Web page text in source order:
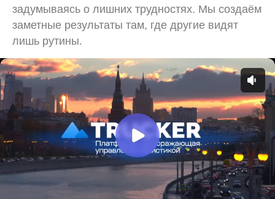
задумываясь о лишних трудностях. Мы создаём
заметные результаты там, где другие видят
лишь рутины.